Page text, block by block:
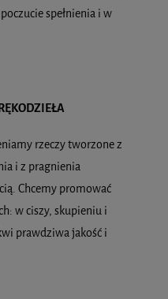
spełnienia i w
rzeczy tworzone z
i z pragnienia
Chcemy promować
w ciszy, skupieniu i
prawdziwa jakość i